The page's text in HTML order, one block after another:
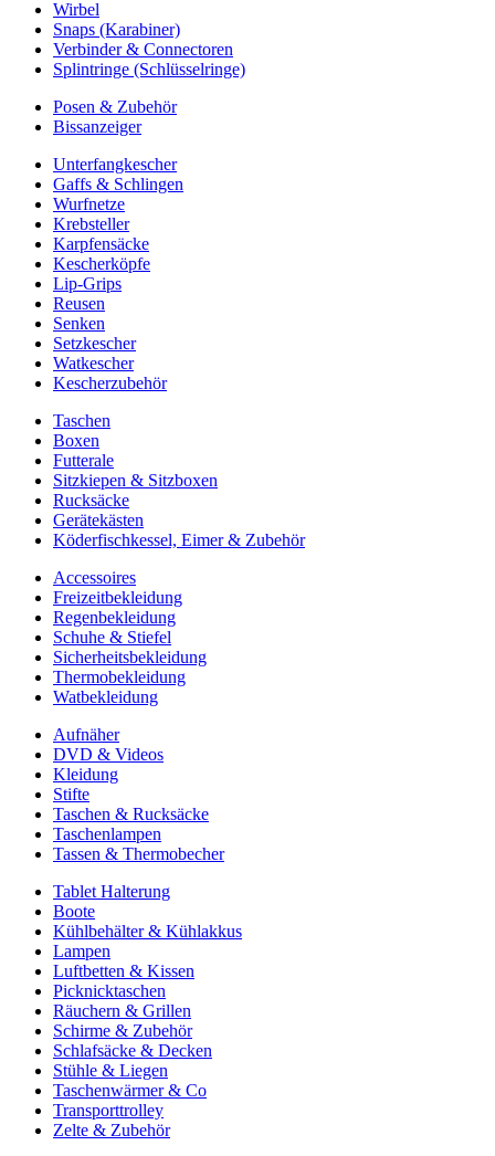
Wirbel
Snaps (Karabiner)
Verbinder & Connectoren
Splintringe (Schlüsselringe)
Posen & Zubehör
Bissanzeiger
Unterfangkescher
Gaffs & Schlingen
Wurfnetze
Krebsteller
Karpfensäcke
Kescherköpfe
Lip-Grips
Reusen
Senken
Setzkescher
Watkescher
Kescherzubehör
Taschen
Boxen
Futterale
Sitzkiepen & Sitzboxen
Rucksäcke
Gerätekästen
Köderfischkessel, Eimer & Zubehör
Accessoires
Freizeitbekleidung
Regenbekleidung
Schuhe & Stiefel
Sicherheitsbekleidung
Thermobekleidung
Watbekleidung
Aufnäher
DVD & Videos
Kleidung
Stifte
Taschen & Rucksäcke
Taschenlampen
Tassen & Thermobecher
Tablet Halterung
Boote
Kühlbehälter & Kühlakkus
Lampen
Luftbetten & Kissen
Picknicktaschen
Räuchern & Grillen
Schirme & Zubehör
Schlafsäcke & Decken
Stühle & Liegen
Taschenwärmer & Co
Transporttrolley
Zelte & Zubehör